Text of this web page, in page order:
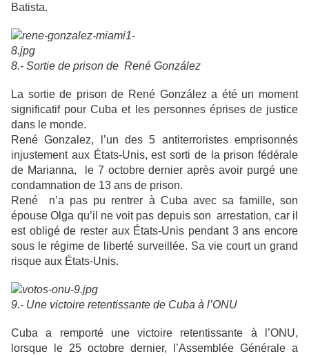
Batista.
8.- Sortie de prison de René González
La sortie de prison de René González a été un moment
significatif pour Cuba et les personnes éprises de justice
dans le monde.
René Gonzalez, l’un des 5 antiterroristes emprisonnés
injustement aux États-Unis, est sorti de la prison fédérale
de Marianna, le 7 octobre dernier après avoir purgé une
condamnation de 13 ans de prison.
René n’a pas pu rentrer à Cuba avec sa famille, son
épouse Olga qu’il ne voit pas depuis son arrestation, car il
est obligé de rester aux États-Unis pendant 3 ans encore
sous le régime de liberté surveillée. Sa vie court un grand
risque aux États-Unis.
9.- Une victoire retentissante de Cuba à l’ONU
Cuba a remporté une victoire retentissante à l’ONU,
lorsque le 25 octobre dernier, l’Assemblée Générale a